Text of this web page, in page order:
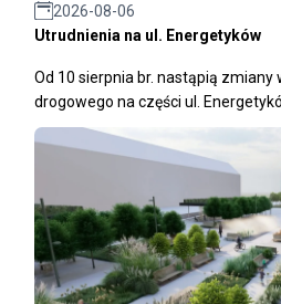
2026-08-06
Utrudnienia na ul. Energetyków
Od 10 sierpnia br. nastąpią zmiany
drogowego na części ul.